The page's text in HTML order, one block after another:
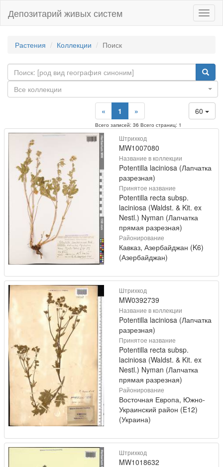
Депозитарий живых систем
Растения Коллекции Поиск
Все коллекции
60
« 1 »
Всего записей: 36 Всего страниц: 1
Штрихкод
MW1007080
Название в коллекции
Potentilla laciniosa (Лапчатка
разрезная)
Принятое название
Potentilla recta subsp.
laciniosa (Waldst. & Kit. ex
Nestl.) Nyman (Лапчатка
прямая разрезная)
Районирование
Кавказ, Азербайджан (K6)
(Азербайджан)
Штрихкод
MW0392739
Название в коллекции
Potentilla laciniosa (Лапчатка
разрезная)
Принятое название
Potentilla recta subsp.
laciniosa (Waldst. & Kit. ex
Nestl.) Nyman (Лапчатка
прямая разрезная)
Районирование
Восточная Европа, Южно-
Украинский район (E12)
(Украина)
Штрихкод
MW1018632